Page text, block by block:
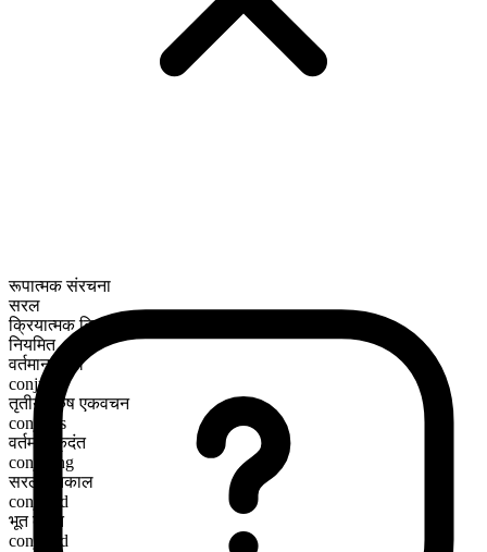
रूपात्मक संरचना
सरल
क्रियात्मक क्रिया
नियमित
वर्तमान काल
conjure
तृतीय पुरुष एकवचन
conjures
वर्तमान कृदंत
conjuring
सरल भूतकाल
conjured
भूत कृदंत
conjured